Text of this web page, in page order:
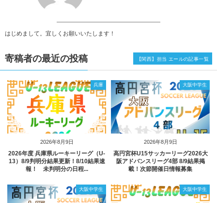
はじめまして。宜しくお願いいたします！
寄稿者の最近の投稿
2026年8月9日
兵庫
2026年度 兵庫県ルーキーリーグ（U-
13）8/9判明分結果更新！8/10結果速
報！ 未判明分の日程...
2026年8月9日
大阪中学生
高円宮杯U15サッカーリーグ2026大
阪アドバンスリーグ4部 8/9結果掲
載！次節開催日情報募集
大阪中学生 大阪中学生
【関西】担当 エールの記事一覧